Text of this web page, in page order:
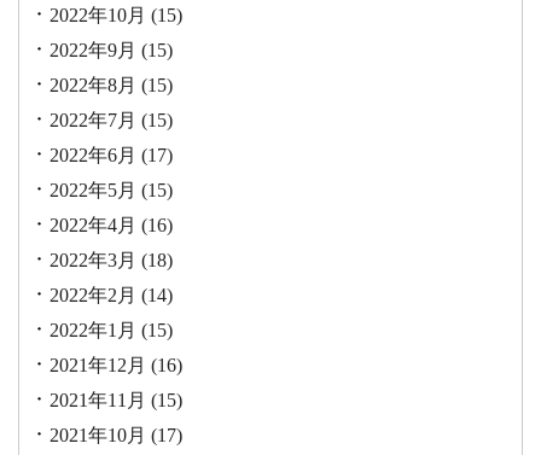
2022年10月 (15)
2022年9月 (15)
2022年8月 (15)
2022年7月 (15)
2022年6月 (17)
2022年5月 (15)
2022年4月 (16)
2022年3月 (18)
2022年2月 (14)
2022年1月 (15)
2021年12月 (16)
2021年11月 (15)
2021年10月 (17)